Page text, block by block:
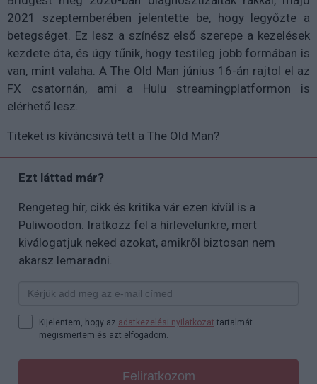
2021 szeptemberében jelentette be, hogy legyőzte a
betegséget. Ez lesz a színész első szerepe a kezelések
kezdete óta, és úgy tűnik, hogy testileg jobb formában is
van, mint valaha. A The Old Man június 16-án rajtol el az
FX csatornán, ami a Hulu streamingplatformon is
elérhető lesz.
Titeket is kíváncsivá tett a The Old Man?
Ezt láttad már?
Rengeteg hír, cikk és kritika vár ezen kívül is a
Puliwoodon. Iratkozz fel a hírlevelünkre, mert
kiválogatjuk neked azokat, amikről biztosan nem
akarsz lemaradni.
Kijelentem, hogy az adatkezelési nyilatkozat tartalmát
megismertem és azt elfogadom.
Feliratkozom